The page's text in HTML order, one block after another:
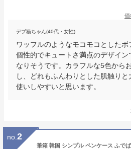
価
デブ猫ちゃん(40代・女性)
ワッフルのようなモコモコとしたボ
個性的でキュートさ満点のデザイン
なりそうです。カラフルな5色から
し、どれもふんわりとした肌触り
使いしやすいと思います。
no. 2